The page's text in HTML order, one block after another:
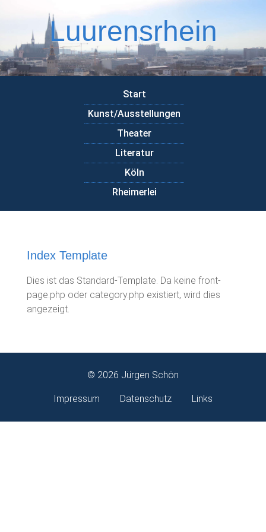
Luurensrhein
Start
Kunst/Ausstellungen
Theater
Literatur
Köln
Rheimerlei
Index Template
Dies ist das Standard-Template. Da keine front-
page.php oder category.php existiert, wird dies
angezeigt.
© 2026 Jürgen Schön
Impressum Datenschutz Links